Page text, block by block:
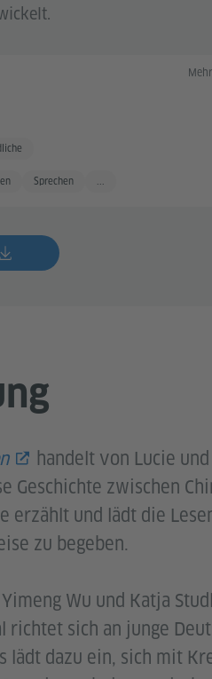
Sprechen ...
handelt von Lucie
Geschichte zwischen
erzählt und lädt die
zu begeben.
Wu und Katja
sich an junge
lädt dazu ein, sich mit